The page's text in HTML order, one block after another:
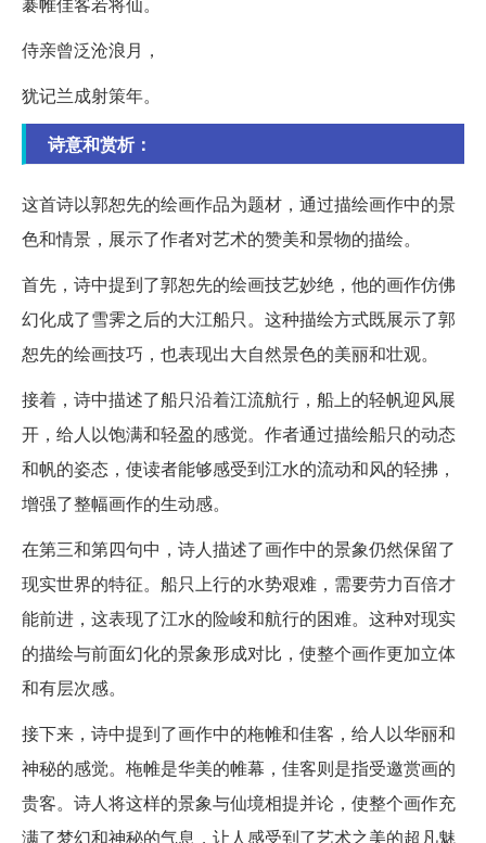
侍亲曾泛沧浪月，
犹记兰成射策年。
诗意和赏析：
这首诗以郭恕先的绘画作品为题材，通过描绘画作中的景
色和情景，展示了作者对艺术的赞美和景物的描绘。
首先，诗中提到了郭恕先的绘画技艺妙绝，他的画作仿佛
幻化成了雪霁之后的大江船只。这种描绘方式既展示了郭
恕先的绘画技巧，也表现出大自然景色的美丽和壮观。
接着，诗中描述了船只沿着江流航行，船上的轻帆迎风展
开，给人以饱满和轻盈的感觉。作者通过描绘船只的动态
和帆的姿态，使读者能够感受到江水的流动和风的轻拂，
增强了整幅画作的生动感。
在第三和第四句中，诗人描述了画作中的景象仍然保留了
现实世界的特征。船只上行的水势艰难，需要劳力百倍才
能前进，这表现了江水的险峻和航行的困难。这种对现实
的描绘与前面幻化的景象形成对比，使整个画作更加立体
和有层次感。
接下来，诗中提到了画作中的柂帷和佳客，给人以华丽和
神秘的感觉。柂帷是华美的帷幕，佳客则是指受邀赏画的
贵客。诗人将这样的景象与仙境相提并论，使整个画作充
满了梦幻和神秘的气息，让人感受到了艺术之美的超凡魅